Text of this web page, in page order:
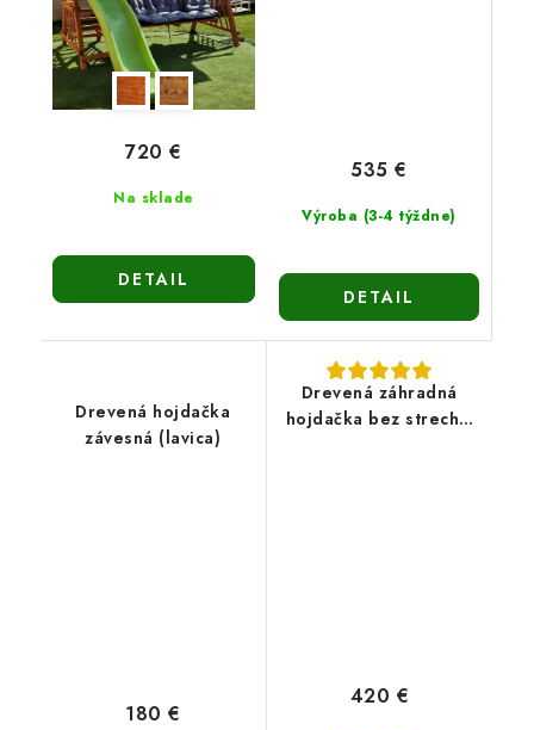
Na sklade
720 €
DETAIL
Výroba (3-4 týždne)
535 €
DETAIL
Drevená hojdačka
závesná (lavica)
180 €
Drevená záhradná
hojdačka bez strechy-
420 €